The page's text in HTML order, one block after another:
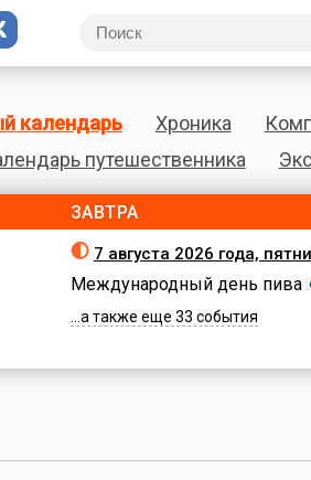
календарь Хроника
путешественника
ЗАВТРА
7 августа 2026 года,
Международный день пива
...а также еще 33 события